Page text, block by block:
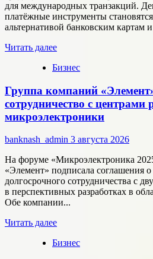
для международных транзакций.
платёжные инструменты
альтернативой банковским картам
Читать далееПрочитать
о
цифровые
активы
меняют
подход
онлайн-
Бизнес
Группа компаний
сотрудничество с центрами
микроэлектроники
banknash_admin 3 августа 2026
На форуме «Микроэлектроника
«Элемент» подписала соглашения
долгосрочного сотрудничества с
в перспективных разработках в
Обе компании...
Читать далееПрочитать
о
Бизнес